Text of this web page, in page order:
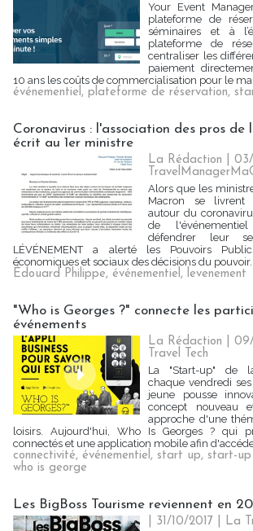
Your Event
plateforme de
séminaires et à
plateforme de
centraliser les
paiement
10 ans les coûts de commercialisation pour le
événementiel, plateforme de réservation,
Coronavirus : l'association des pros de
écrit au 1er ministre
La Rédaction |
Alors que les
Macron se livrent
autour du
de
défendrer leur
LÉVÉNEMENT a alerté les Pouvoirs
économiques et sociaux des décisions du
Édouard Philippe, événementiel, levenement
"Who is Georges ?" connecte les
événements
La Rédaction | 09/
Travel Tech
La "Start-up" de
chaque vendredi
jeune pousse
concept nouveau
approche d'une
loisirs. Aujourd'hui, Who Is Georges ? qui
connectés et une application mobile afin
connectivité, événementiel, start up, start-up
who is george
Les BigBoss Tourisme reviennent en
| 31/10/2017
La